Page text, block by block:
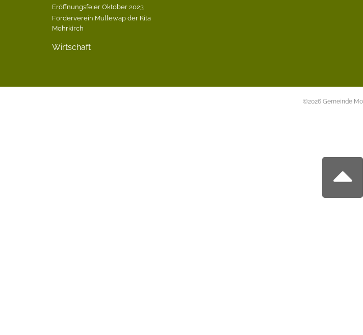
Eröffnungsfeier Oktober 2023
Förderverein Mullewap der Kita
Mohrkirch
Wirtschaft
©2026 Gemeinde